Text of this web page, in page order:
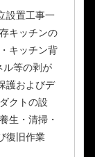
設置工事一
キッチンの
キッチン背
ル等の剥が
護およびデ
クトの設
生・清掃・
復旧作業